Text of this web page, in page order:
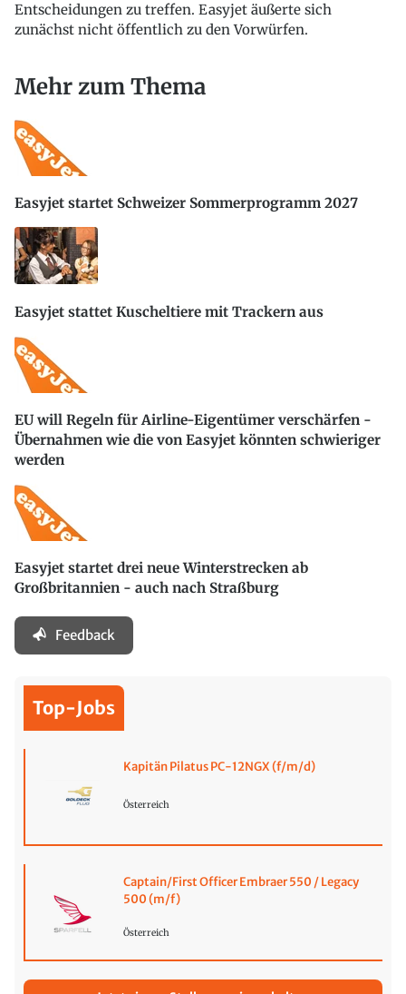
Entscheidungen zu treffen. Easyjet äußerte sich
zunächst nicht öffentlich zu den Vorwürfen.
Mehr zum Thema
Easyjet startet Schweizer Sommerprogramm 2027
Easyjet stattet Kuscheltiere mit Trackern aus
EU will Regeln für Airline-Eigentümer verschärfen -
Übernahmen wie die von Easyjet könnten schwieriger
werden
Easyjet startet drei neue Winterstrecken ab
Großbritannien - auch nach Straßburg
Feedback
Top-Jobs
Kapitän Pilatus PC-12NGX (f/m/d)
Österreich
Captain/First Officer Embraer 550 / Legacy
500 (m/f)
Österreich